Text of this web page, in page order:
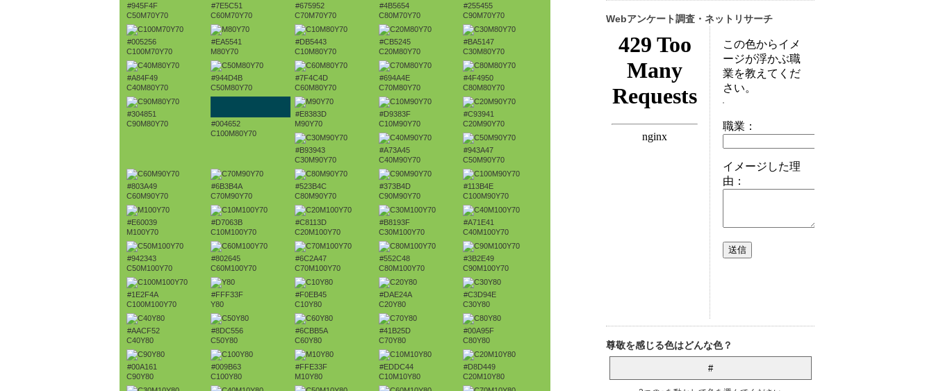
#945F4F
C50M70Y70
#7E5C51
C60M70Y70
#675952
C70M70Y70
#4B5654
C80M70Y70
#255455
C90M70Y70
#005256
C100M70Y70
#EA5541
M80Y70
#DB5443
C10M80Y70
#CB5245
C20M80Y70
#BA5147
C30M80Y70
#A84F49
C40M80Y70
#944D4B
C50M80Y70
#7F4C4D
C60M80Y70
#694A4E
C70M80Y70
#4F4950
C80M80Y70
#304851
C90M80Y70
#004652
C100M80Y70
#E8383D
M90Y70
#D9383F
C10M90Y70
#C93941
C20M90Y70
#B93943
C30M90Y70
#A73A45
C40M90Y70
#943A47
C50M90Y70
#803A49
C60M90Y70
#6B3B4A
C70M90Y70
#523B4C
C80M90Y70
#373B4D
C90M90Y70
#113B4E
C100M90Y70
#E60039
M100Y70
#D7063B
C10M100Y70
#C8113D
C20M100Y70
#B8193F
C30M100Y70
#A71E41
C40M100Y70
#942343
C50M100Y70
#802645
C60M100Y70
#6C2A47
C70M100Y70
#552C48
C80M100Y70
#3B2E49
C90M100Y70
#1E2F4A
C100M100Y70
#FFF33F
Y80
#F0EB45
C10Y80
#DAE24A
C20Y80
#C3D94E
C30Y80
#AACF52
C40Y80
#8DC556
C50Y80
#6CBB5A
C60Y80
#41B25D
C70Y80
#00A95F
C80Y80
#00A161
C90Y80
#009B63
C100Y80
#FFE33F
M10Y80
#EDDC44
C10M10Y80
#D8D449
C20M10Y80
Webアンケート調査・ネットリサーチ